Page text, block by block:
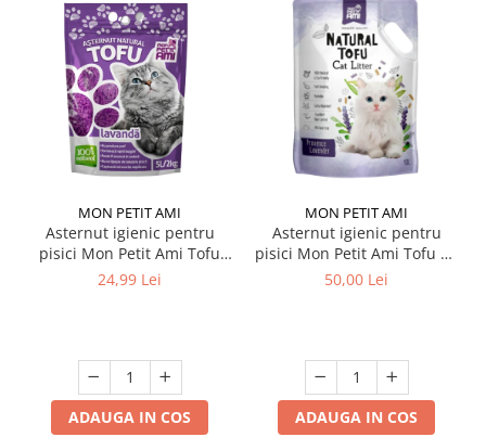
MON PETIT AMI
Asternut igienic pentru
pisici Mon Petit Ami Tofu
Lavanda 5L / 2 Kg
24,99 Lei
ADAUGA IN COS
MON PETIT AMI
Asternut igienic pentru
pisici Mon Petit Ami Tofu cu
Lavanda 10L
50,00 Lei
ADAUGA IN COS